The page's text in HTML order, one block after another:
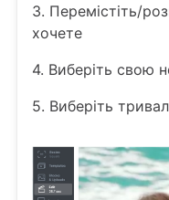
3. Перемістіть/
хочете
4. Виберіть свою
5. Виберіть